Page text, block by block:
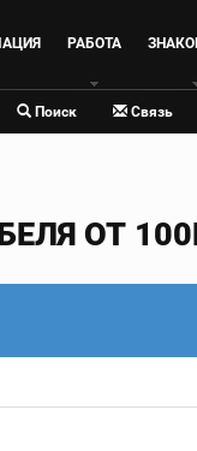
РАБОТА
Поиск Связь
ОТ